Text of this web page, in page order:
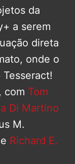
da
a serem
direta
onde o
com Tom
Di Martino
M.
e Richard E.